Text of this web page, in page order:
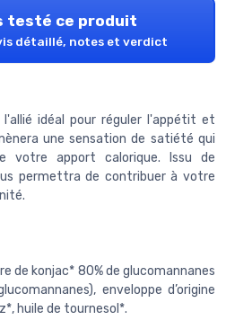
testé ce produit
détaillé, notes et verdict
l'allié idéal pour réguler l'appétit et
une sensation de satiété qui
votre apport calorique. Issu de
permettra de contribuer à votre
de konjac* 80% de glucomannanes
enveloppe d’origine
huile de tournesol*.